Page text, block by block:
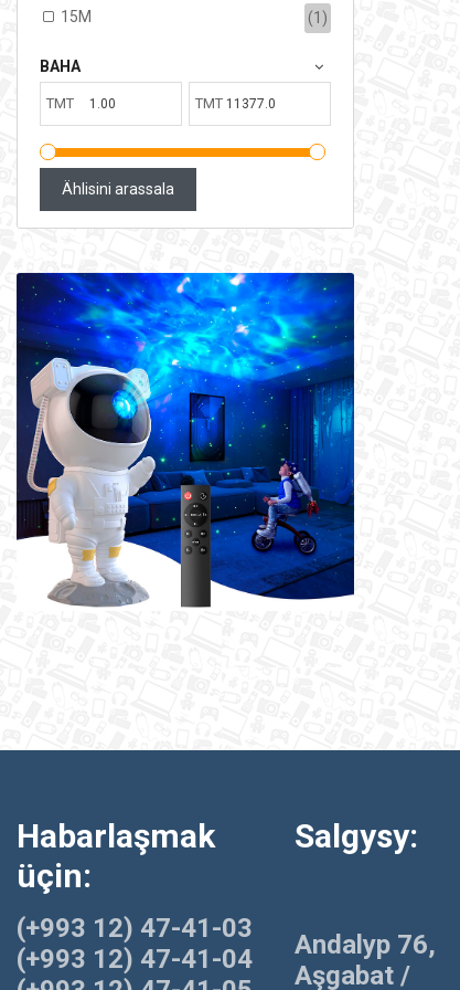
15M (1)
BAHA
TMT TMT
Ählisini arassala
Habarlaşmak
üçin:
(+993 12) 47-41-03
(+993 12) 47-41-04
Salgysy:
Andalyp 76,
Aşgabat /